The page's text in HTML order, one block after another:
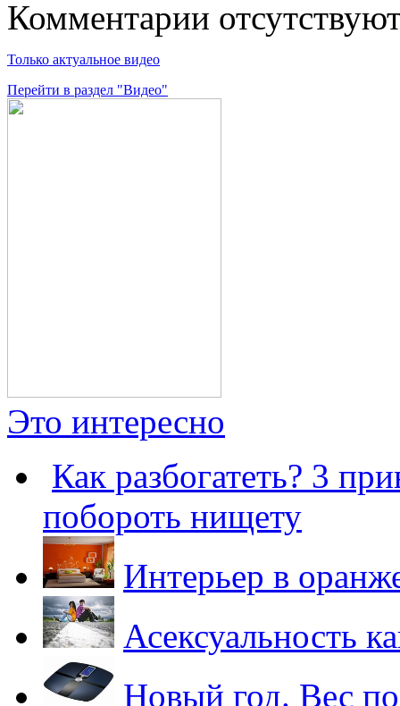
Комментарии
Только актуальное видео
Перейти в раздел "Видео"
Это интересно
Как разбогатеть? 3
побороть нищету
Интерьер в
Асексуальность
Новый год. Вес